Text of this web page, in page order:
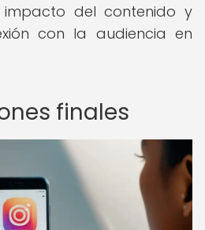
del contenido y
con la audiencia en
finales